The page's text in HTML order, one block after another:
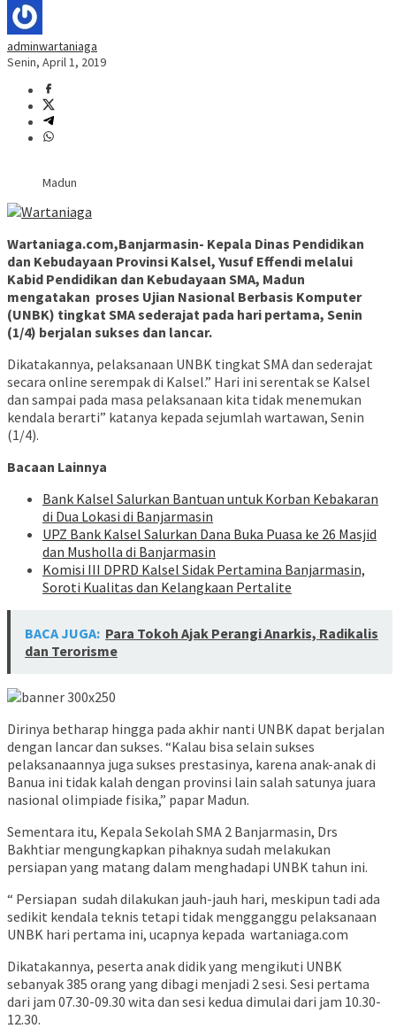
adminwartaniaga
Senin, April 1, 2019
Madun
Wartaniaga.com,Banjarmasin- Kepala Dinas Pendidikan
dan Kebudayaan Provinsi Kalsel, Yusuf Effendi melalui
Kabid Pendidikan dan Kebudayaan SMA, Madun
mengatakan proses Ujian Nasional Berbasis Komputer
(UNBK) tingkat SMA sederajat pada hari pertama, Senin
(1/4) berjalan sukses dan lancar.
Dikatakannya, pelaksanaan UNBK tingkat SMA dan sederajat
secara online serempak di Kalsel.” Hari ini serentak se Kalsel
dan sampai pada masa pelaksanaan kita tidak menemukan
kendala berarti” katanya kepada sejumlah wartawan, Senin
(1/4).
Bacaan Lainnya
Bank Kalsel Salurkan Bantuan untuk Korban Kebakaran
di Dua Lokasi di Banjarmasin
UPZ Bank Kalsel Salurkan Dana Buka Puasa ke 26 Masjid
dan Musholla di Banjarmasin
Komisi III DPRD Kalsel Sidak Pertamina Banjarmasin,
Soroti Kualitas dan Kelangkaan Pertalite
BACA JUGA: Para Tokoh Ajak Perangi Anarkis, Radikalis
dan Terorisme
Dirinya betharap hingga pada akhir nanti UNBK dapat berjalan
dengan lancar dan sukses. “Kalau bisa selain sukses
pelaksanaannya juga sukses prestasinya, karena anak-anak di
Banua ini tidak kalah dengan provinsi lain salah satunya juara
nasional olimpiade fisika,” papar Madun.
Sementara itu, Kepala Sekolah SMA 2 Banjarmasin, Drs
Bakhtiar mengungkapkan pihaknya sudah melakukan
persiapan yang matang dalam menghadapi UNBK tahun ini.
“ Persiapan sudah dilakukan jauh-jauh hari, meskipun tadi ada
sedikit kendala teknis tetapi tidak mengganggu pelaksanaan
UNBK hari pertama ini, ucapnya kepada wartaniaga.com
Dikatakannya, peserta anak didik yang mengikuti UNBK
sebanyak 385 orang yang dibagi menjadi 2 sesi. Sesi pertama
dari jam 07.30-09.30 wita dan sesi kedua dimulai dari jam 10.30-
12.30.